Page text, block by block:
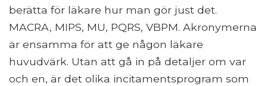
berätta för läkare hur man gör just det.
MACRA, MIPS, MU, PQRS, VBPM. Akronymerna
är ensamma för att ge någon läkare
huvudvärk. Utan att gå in på detaljer om var
och en, är det olika incitamentsprogram som